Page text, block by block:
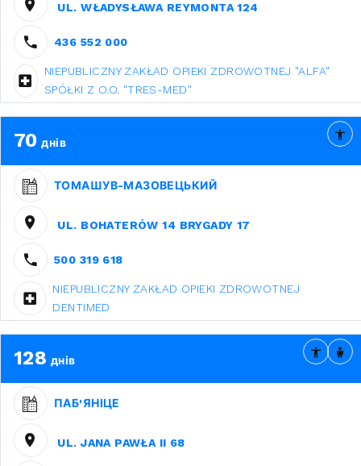
UL. WŁADYSŁAWA REYMONTA 124
436 552 000
NIEPUBLICZNY ZAKŁAD OPIEKI ZDROWOTNEJ "ALFA"
SPÓŁKI Z O.O. "TRES-MED"
70 днів
ТОМАШУВ-МАЗОВЕЦЬКИЙ
UL. BOHATERÓW 14 BRYGADY 17
500 319 618
NIEPUBLICZNY ZAKŁAD OPIEKI ZDROWOTNEJ
DENTIMED
128 днів
ПАБ'ЯНІЦЕ
UL. JANA PAWŁA II 68